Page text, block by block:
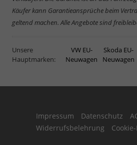
Käufer kann Garantieansprüche beim
geltend machen. Alle Angebote sind
Unsere
Hauptmarken:
VW EU-
Neuwagen
Skoda EU-
Neuwagen
Impressum Datenschutz
Widerrufsbelehrung